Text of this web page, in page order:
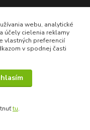
webu, analytické
účely cielenia reklamy
vlastných preferencií
v spodnej časti
tu.